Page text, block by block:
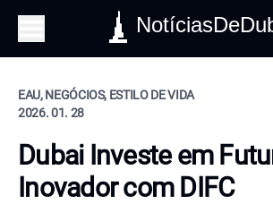
EAU, NEGÓCIOS, ESTILO DE VIDA
2026. 01. 28
Dubai Investe em
Inovador com DIFC